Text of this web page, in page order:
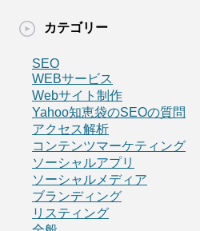
カテゴリー
SEO
WEBサービス
Webサイト制作
Yahoo知恵袋のSEOの質問
アクセス解析
コンテンツマーケティング
ソーシャルアプリ
ソーシャルメディア
ブランディング
リスティング